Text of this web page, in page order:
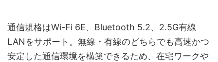
通信規格はWi-Fi 6E、Bluetooth 5.2、2.5G有線
LANをサポート。無線・有線のどちらでも高速かつ
安定した通信環境を構築できるため、在宅ワークや